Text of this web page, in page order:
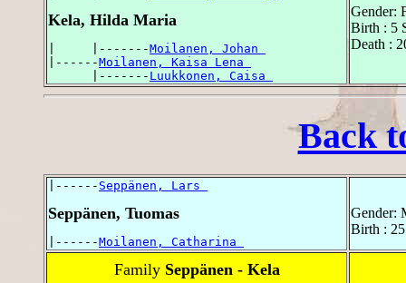
Kela, Hilda Maria
|     |-------Moilanen, Johan
|------Moilanen, Kaisa Lena
      |-------
Luukkonen, Caisa
Gender:
Birth : 5
Death :
Back
|------ Seppänen, Lars
Seppänen, Tuomas
|------Moilanen, Catharina
Gender:
Birth :
Family Seppänen - Kela